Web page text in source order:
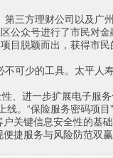
三方理财公司以及广
公众号进行了市民对
目脱颖而出，获得市
可少的工具。太平人
、进一步扩展电子服
。“保险服务密码项
关键信息安全性的基
捷服务与风险防范双赢